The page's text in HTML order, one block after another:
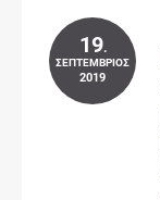
19.
ΣΕΠΤΈΜΒΡΙΟΣ
2019